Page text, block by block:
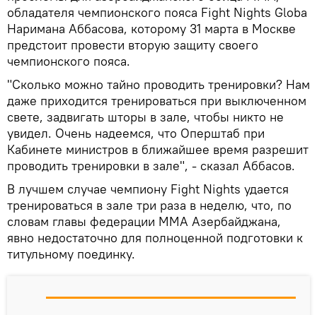
обладателя чемпионского пояса Fight Nights Globa
Наримана Аббасова, которому 31 марта в Москве
предстоит провести вторую защиту своего
чемпионского пояса.
"Сколько можно тайно проводить тренировки? Нам
даже приходится тренироваться при выключенном
свете, задвигать шторы в зале, чтобы никто не
увидел. Очень надеемся, что Оперштаб при
Кабинете министров в ближайшее время разрешит
проводить тренировки в зале", - сказал Аббасов.
В лучшем случае чемпиону Fight Nights удается
тренироваться в зале три раза в неделю, что, по
словам главы федерации ММА Азербайджана,
явно недостаточно для полноценной подготовки к
титульному поединку.